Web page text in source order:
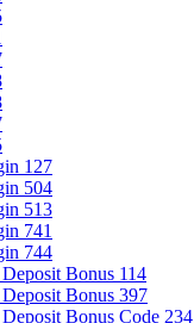
127
504
513
741
744
Bonus 114
Bonus 397
Bonus Code 234